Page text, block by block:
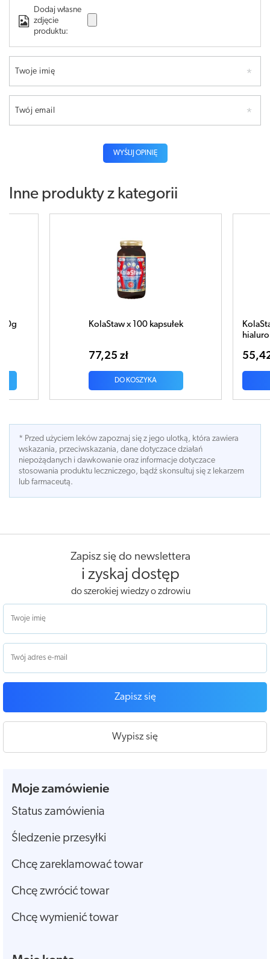
Dodaj własne
zdjęcie
produktu:
Twoje imię
Twój email
WYŚLIJ OPINIĘ
Inne produkty z kategorii
KolaStaw Krem kolagenowo-
55,42 zł
DO KOSZYKA
* Przed użyciem leków zapoznaj się z jego ulotką, która zawiera
wskazania, przeciwskazania, dane dotyczace działań
niepożądanych i dawkowanie oraz informacje dotyczace
stosowania produktu leczniczego, bądź skonsultuj się z lekarzem
lub farmaceutą.
Zapisz się do newslettera
i zyskaj dostęp
do szerokiej wiedzy o zdrowiu
Zapisz się
Wypisz się
Moje zamówienie
Status zamówienia
Śledzenie przesyłki
Chcę zareklamować towar
Chcę zwrócić towar
Chcę wymienić towar